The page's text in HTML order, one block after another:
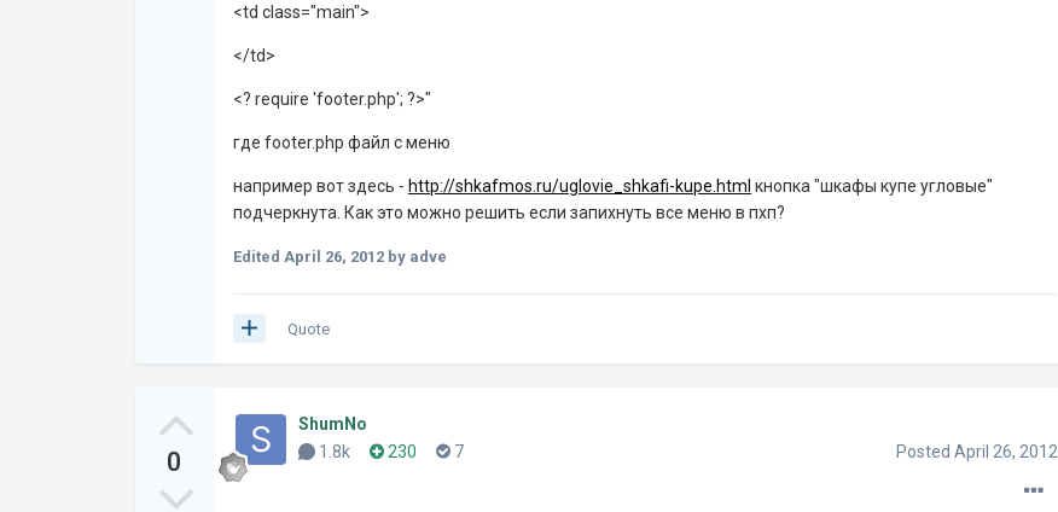
<td class="main">
</td>
<? require 'footer.php'; ?>"
где footer.php файл с меню
например вот здесь - http://shkafmos.ru/uglovie_shkafi-kupe.html кнопка "шкафы купе угловые"
подчеркнута. Как это можно решить если запихнуть все меню в пхп?
Edited April 26, 2012 by adve
Quote
0
ShumNo
1.8k
230 7 Posted April 26, 2012